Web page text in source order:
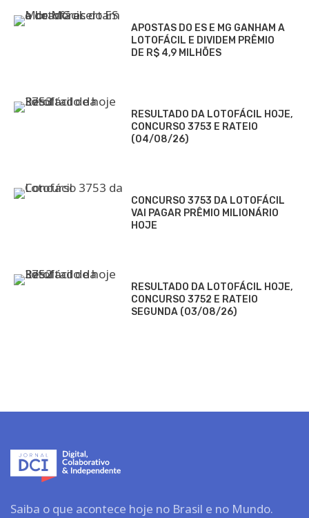
APOSTAS DO ES E MG GANHAM A
LOTOFÁCIL E DIVIDEM PRÊMIO
DE R$ 4,9 MILHÕES
RESULTADO DA LOTOFÁCIL HOJE,
CONCURSO 3753 E RATEIO
(04/08/26)
CONCURSO 3753 DA LOTOFÁCIL
VAI PAGAR PRÊMIO MILIONÁRIO
HOJE
RESULTADO DA LOTOFÁCIL HOJE,
CONCURSO 3752 E RATEIO
SEGUNDA (03/08/26)
Saiba o que acontece hoje no Brasil e no Mundo.